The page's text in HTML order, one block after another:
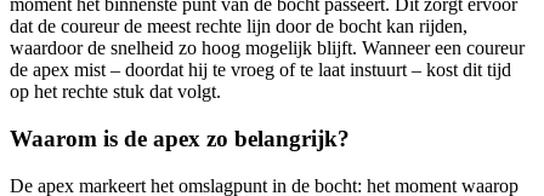
moment het binnenste punt van de bocht passeert. Dit zorgt ervoor
dat de coureur de meest rechte lijn door de bocht kan rijden,
waardoor de snelheid zo hoog mogelijk blijft. Wanneer een coureur
de apex mist – doordat hij te vroeg of te laat instuurt – kost dit tijd
op het rechte stuk dat volgt.
Waarom is de apex zo belangrijk?
De apex markeert het omslagpunt in de bocht: het moment waarop